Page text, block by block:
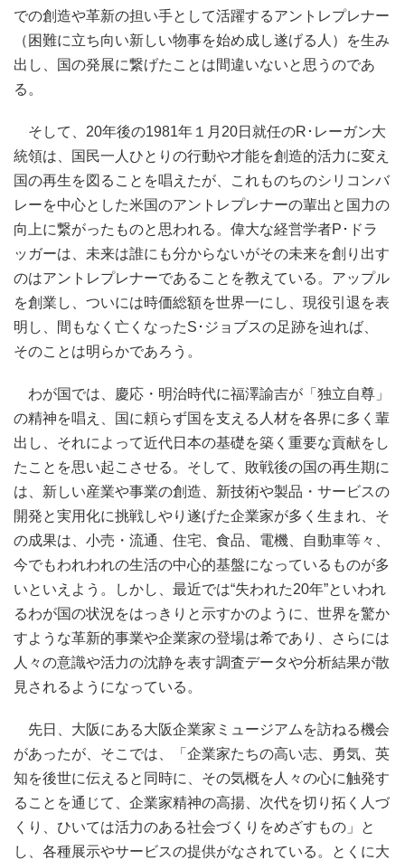
での創造や革新の担い手として活躍するアントレプレナー
（困難に立ち向い新しい物事を始め成し遂げる人）を生み
出し、国の発展に繋げたことは間違いないと思うのであ
る。
そして、20年後の1981年１月20日就任のR･レーガン大
統領は、国民一人ひとりの行動や才能を創造的活力に変え
国の再生を図ることを唱えたが、これものちのシリコンバ
レーを中心とした米国のアントレプレナーの輩出と国力の
向上に繋がったものと思われる。偉大な経営学者P･ドラ
ッガーは、未来は誰にも分からないがその未来を創り出す
のはアントレプレナーであることを教えている。アップル
を創業し、ついには時価総額を世界一にし、現役引退を表
明し、間もなく亡くなったS･ジョブスの足跡を辿れば、
そのことは明らかであろう。
わが国では、慶応・明治時代に福澤諭吉が「独立自尊」
の精神を唱え、国に頼らず国を支える人材を各界に多く輩
出し、それによって近代日本の基礎を築く重要な貢献をし
たことを思い起こさせる。そして、敗戦後の国の再生期に
は、新しい産業や事業の創造、新技術や製品・サービスの
開発と実用化に挑戦しやり遂げた企業家が多く生まれ、そ
の成果は、小売・流通、住宅、食品、電機、自動車等々、
今でもわれわれの生活の中心的基盤になっているものが多
いといえよう。しかし、最近では“失われた20年”といわれ
るわが国の状況をはっきりと示すかのように、世界を驚か
すような革新的事業や企業家の登場は希であり、さらには
人々の意識や活力の沈静を表す調査データや分析結果が散
見されるようになっている。
先日、大阪にある大阪企業家ミュージアムを訪ねる機会
があったが、そこでは、「企業家たちの高い志、勇気、英
知を後世に伝えると同時に、その気概を人々の心に触発す
ることを通じて、企業家精神の高揚、次代を切り拓く人づ
くり、ひいては活力のある社会づくりをめざすもの」と
し、各種展示やサービスの提供がなされている。とくに大